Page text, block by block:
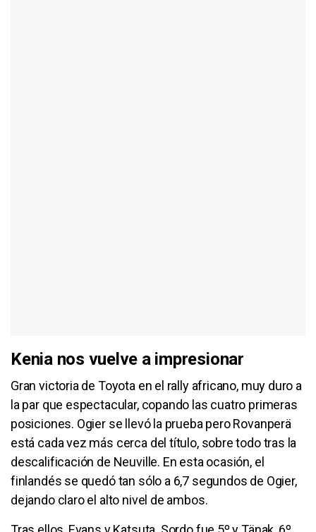
Kenia nos vuelve a impresionar
Gran victoria de Toyota en el rally africano, muy duro a
la par que espectacular, copando las cuatro primeras
posiciones. Ogier se llevó la prueba pero Rovanperä
está cada vez más cerca del título, sobre todo tras la
descalificación de Neuville. En esta ocasión, el
finlandés se quedó tan sólo a 6,7 segundos de Ogier,
dejando claro el alto nivel de ambos.